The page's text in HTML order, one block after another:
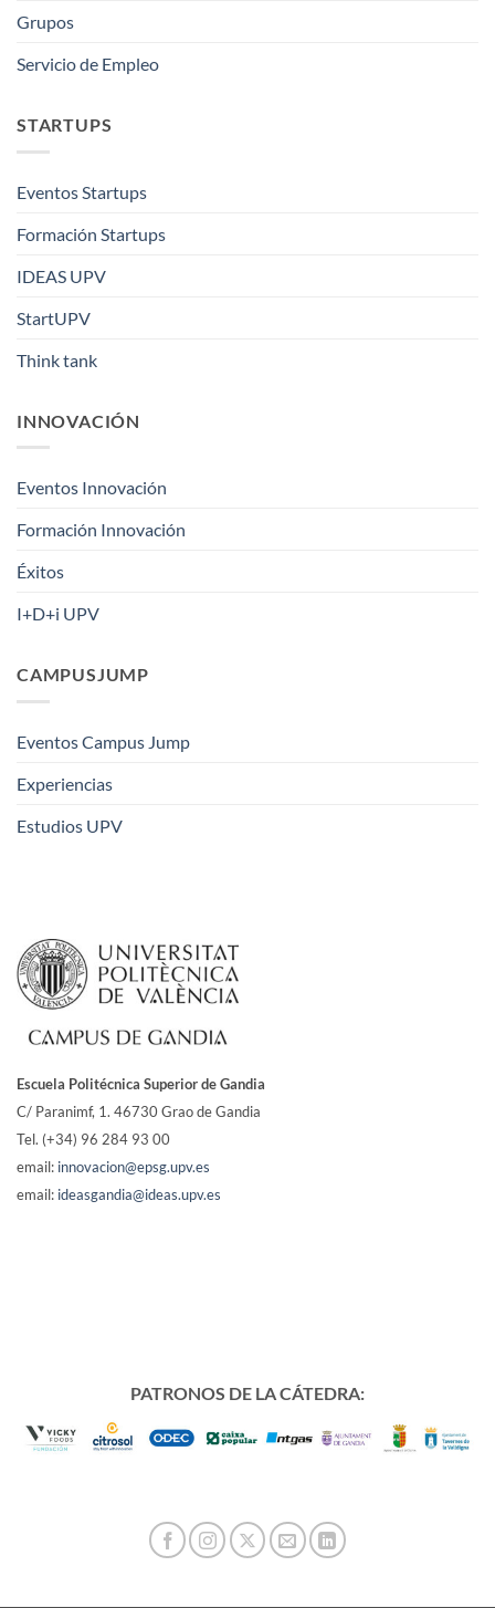
Grupos
Servicio de Empleo
STARTUPS
Eventos Startups
Formación Startups
IDEAS UPV
StartUPV
Think tank
INNOVACIÓN
Eventos Innovación
Formación Innovación
Éxitos
I+D+i UPV
CAMPUSJUMP
Eventos Campus Jump
Experiencias
Estudios UPV
Escuela Politécnica Superior de Gandia
C/ Paranimf, 1. 46730 Grao de Gandia
Tel. (+34) 96 284 93 00
email: innovacion@epsg.upv.es
email: ideasgandia@ideas.upv.es
PATRONOS DE LA CÁTEDRA: